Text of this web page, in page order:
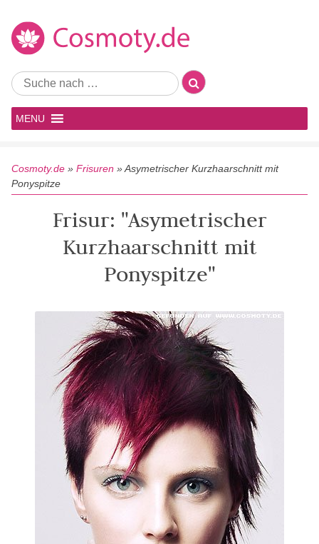
MENU
Cosmoty.de » Frisuren »Asymetrischer Kurzhaarschnitt mit
Ponyspitze
Frisur: "Asymetrischer
Kurzhaarschnitt mit
Ponyspitze"